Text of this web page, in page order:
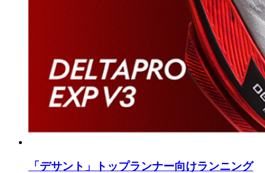
「デサント」トップランナー向けランニング